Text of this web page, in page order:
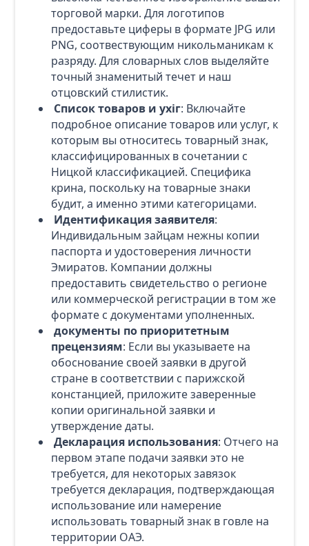
торговой марки. Для логотипов
предоставьте циферы в формате JPG или
PNG, соотвествующим никольманикам к
разряду. Для словарных слов выделяйте
точный знаменитый течет и наш
отцовский стилистик.
Список товаров и ухіг: Включайте
подробное описание товаров или услуг, к
которым вы относитесь товарный знак,
классифицированных в сочетании с
Ницкой классификацией. Специфика
крина, поскольку на товарные знаки
будит, а именно этими категорицами.
Идентификация заявителя:
Индивидальным зайцам нежны копии
паспорта и удостоверения личности
Эмиратов. Компании должны
предоставить свидетельство о регионе
или коммерческой регистрации в том же
формате с документами уполненных.
документы по приоритетным
прецензиям: Если вы указываете на
обоснование своей заявки в другой
стране в соответствии с парижской
констанцией, приложите заверенные
копии оригинальной заявки и
утверждение даты.
Декларация использования: Отчего на
первом этапе подачи заявки это не
требуется, для некоторых завязок
требуется декларация, подтверждающая
использование или намерение
использовать товарный знак в говле на
территории ОАЭ.